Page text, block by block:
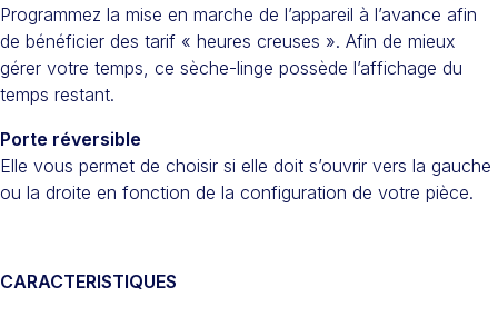
Programmez la mise en marche de l’appareil à l’avance afin
de bénéficier des tarif « heures creuses ». Afin de mieux
gérer votre temps, ce sèche-linge possède l’affichage du
temps restant.
Porte réversible
Elle vous permet de choisir si elle doit s’ouvrir vers la gauche
ou la droite en fonction de la configuration de votre pièce.
CARACTERISTIQUES